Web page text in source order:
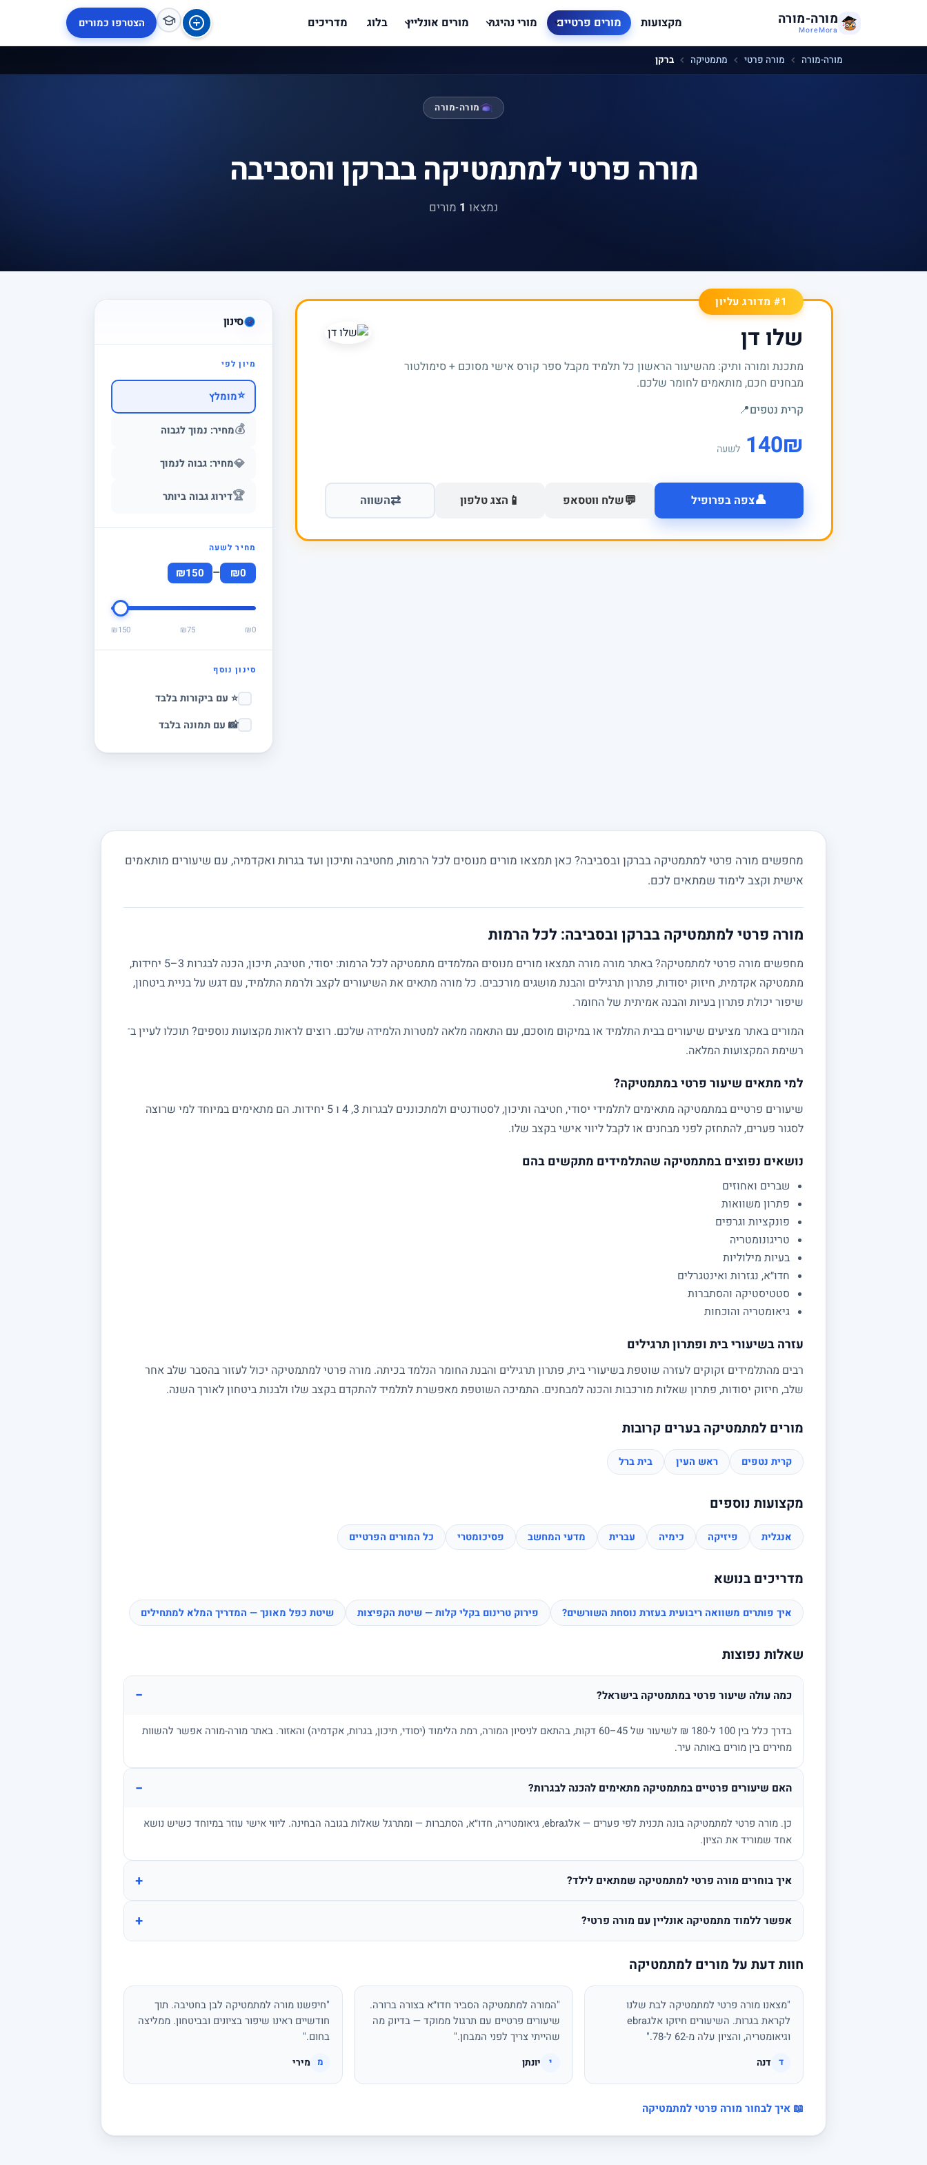
מורה-מורה
MoreMora מקצועות מורים פרטיים מורי נהיגה מורים אונליין בלוג מדריכים הצטרפו כמורים
מורה-מורה מורה פרטי מתמטיקה ברקן
מורה-מורה
מורה פרטי למתמטיקה בברקן והסביבה
נמצאו 1 מורים
סינון
מיון לפי
⭐מומלץ
💰מחיר: נמוך לגבוה
💎מחיר: גבוה לנמוך
🏆דירוג גבוה ביותר
מחיר לשעה
₪0
–
₪150
₪0
₪75
₪150
סינון נוסף
⭐ עם ביקורות בלבד
📸 עם תמונה בלבד
#1 מדורג עליון
שלו דן
מתכנת ומורה ותיק: מהשיעור הראשון כל תלמיד מקבל ספר קורס אישי מסוכם + סימולטור
מבחנים חכם, מותאמים לחומר שלכם.
קרית נטפים📍
₪
140 לשעה
👤צפה בפרופיל 💬שלח ווטסאפ 📱 הצג טלפון ⇄השווה
מחפשים מורה פרטי למתמטיקה בברקן ובסביבה? כאן תמצאו מורים מנוסים לכל הרמות, מחטיבה ותיכון ועד בגרות ואקדמיה, עם שיעורים מותאמים
אישית וקצב לימוד שמתאים לכם.
מורה פרטי למתמטיקה בברקן ובסביבה: לכל הרמות
מחפשים מורה פרטי למתמטיקה? באתר מורה מורה תמצאו מורים מנוסים המלמדים מתמטיקה לכל הרמות: יסודי, חטיבה, תיכון, הכנה לבגרות 3–5 יחידות,
מתמטיקה אקדמית, חיזוק יסודות, פתרון תרגילים והבנת מושגים מורכבים. כל מורה מתאים את השיעורים לקצב ולרמת התלמיד, עם דגש על בניית ביטחון,
שיפור יכולת פתרון בעיות והבנה אמיתית של החומר.
המורים באתר מציעים שיעורים בבית התלמיד או במיקום מוסכם, עם התאמה מלאה למטרות הלמידה שלכם. רוצים לראות מקצועות נוספים? תוכלו לעיין ב־
רשימת המקצועות המלאה.
למי מתאים שיעור פרטי במתמטיקה?
שיעורים פרטיים במתמטיקה מתאימים לתלמידי יסודי, חטיבה ותיכון, לסטודנטים ולמתכוננים לבגרות 3, 4 ו 5 יחידות. הם מתאימים במיוחד למי שרוצה
לסגור פערים, להתחזק לפני מבחנים או לקבל ליווי אישי בקצב שלו.
נושאים נפוצים במתמטיקה שהתלמידים מתקשים בהם
שברים ואחוזים
פתרון משוואות
פונקציות וגרפים
טריגונומטריה
בעיות מילוליות
חדו״א, נגזרות ואינטגרלים
סטטיסטיקה והסתברות
גיאומטריה והוכחות
עזרה בשיעורי בית ופתרון תרגילים
רבים מהתלמידים זקוקים לעזרה שוטפת בשיעורי בית, פתרון תרגילים והבנת החומר הנלמד בכיתה. מורה פרטי למתמטיקה יכול לעזור בהסבר שלב אחר
שלב, חיזוק יסודות, פתרון שאלות מורכבות והכנה למבחנים. התמיכה השוטפת מאפשרת לתלמיד להתקדם בקצב שלו ולבנות ביטחון לאורך השנה.
מורים למתמטיקה בערים קרובות
קרית נטפים ראש העין בית ברל
מקצועות נוספים
אנגלית פיזיקה כימיה עברית מדעי המחשב פסיכומטרי כל המורים הפרטיים
מדריכים בנושא
איך פותרים משוואה ריבועית בעזרת נוסחת השורשים? פירוק טרינום בקלי קלות — שיטת הקפיצות שיטת כפל מאונך — המדריך המלא למתחילים
שאלות נפוצות
כמה עולה שיעור פרטי במתמטיקה בישראל? −
בדרך כלל בין 100 ל-180 ₪ לשיעור של 45–60 דקות, בהתאם לניסיון המורה, רמת הלימוד (יסודי, תיכון, בגרות, אקדמיה) והאזור. באתר מורה-מורה אפשר להשוות
מחירים בין מורים באותה עיר.
האם שיעורים פרטיים במתמטיקה מתאימים להכנה לבגרות? −
כן. מורה פרטי למתמטיקה בונה תכנית לפי פערים — אלגebra, גיאומטריה, חדו״א, הסתברות — ומתרגל שאלות בגובה הבחינה. ליווי אישי עוזר במיוחד כשיש נושא
אחד שמוריד את הציון.
איך בוחרים מורה פרטי למתמטיקה שמתאים לילד? +
אפשר ללמוד מתמטיקה אונליין עם מורה פרטי? +
חוות דעת על מורים למתמטיקה
"מצאנו מורה פרטי למתמטיקה לבת שלנו
לקראת בגרות. השיעורים חיזקו אלגebra
וגיאומטריה, והציון עלה מ-62 ל-78."
ד דנה
"המורה למתמטיקה הסביר חדו״א בצורה ברורה.
שיעורים פרטיים עם תרגול ממוקד — בדיוק מה
שהייתי צריך לפני המבחן."
י יונתן
"חיפשנו מורה למתמטיקה לבן בחטיבה. תוך
חודשיים ראינו שיפור בציונים ובביטחון. ממליצה
בחום."
מ מירי
📖 איך לבחור מורה פרטי למתמטיקה